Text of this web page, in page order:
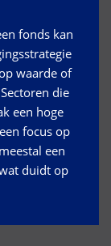
fonds kan
waarde of
die
een hoge
focus op
een
duidt op